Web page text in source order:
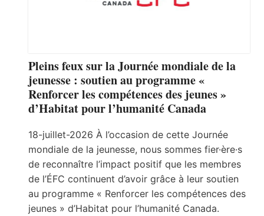
Pleins feux sur la Journée mondiale de la
jeunesse : soutien au programme «
Renforcer les compétences des jeunes »
d’Habitat pour l’humanité Canada
18-juillet-2026 À l’occasion de cette Journée
mondiale de la jeunesse, nous sommes fier·ère·s
de reconnaître l’impact positif que les membres
de l’ÉFC continuent d’avoir grâce à leur soutien
au programme « Renforcer les compétences des
jeunes » d’Habitat pour l’humanité Canada.